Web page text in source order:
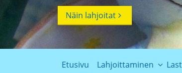
Näin lahjoitat
Etusivu Lahjoittaminen